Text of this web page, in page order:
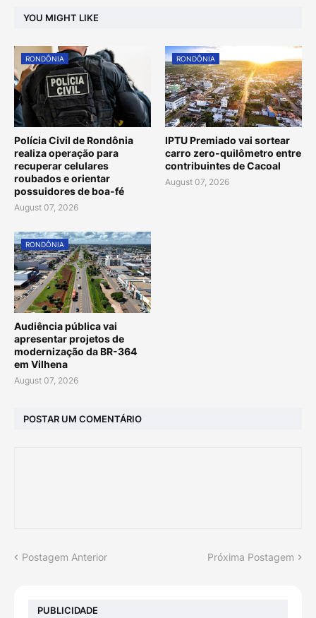
YOU MIGHT LIKE
RONDÔNIA
Polícia Civil de Rondônia
realiza operação para
recuperar celulares
roubados e orientar
possuidores de boa-fé
August 07, 2026
RONDÔNIA
IPTU Premiado vai sortear
carro zero-quilômetro entre
contribuintes de Cacoal
August 07, 2026
RONDÔNIA
Audiência pública vai
apresentar projetos de
modernização da BR-364
em Vilhena
August 07, 2026
POSTAR UM COMENTÁRIO
Postagem Anterior Próxima Postagem
PUBLICIDADE